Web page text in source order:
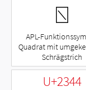
⍂
APL-
Quadrat mit
Schrägstrich
U+2344